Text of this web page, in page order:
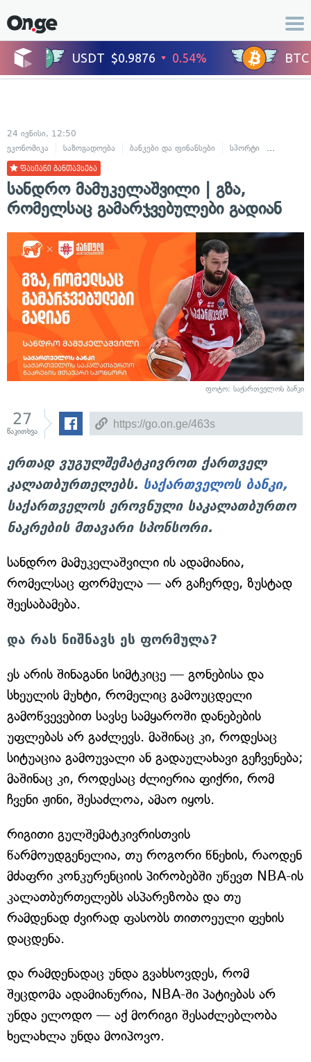
24 ივნისი, 12:50
ეკონომიკა
საზოგადოება ბანკები და ფინანსები სპორტი
ფასიანი განთავსება
სანდრო მამუკელაშვილი | გზა,
რომელსაც გამარჯვებულები გადიან
ფოტო: საქართველოს ბანკი
27
წაკითხვა
ერთად ვუგულშემატკივროთ ქართველ
კალათბურთელებს. საქართველოს ბანკი,
საქართველოს ეროვნული საკალათბურთო
ნაკრების მთავარი სპონსორი.
სანდრო მამუკელაშვილი ის ადამიანია,
რომელსაც ფორმულა — არ გაჩერდე, ზუსტად
შეესაბამება.
და რას ნიშნავს ეს ფორმულა?
ეს არის შინაგანი სიმტკიცე — გონებისა და
სხეულის მუხტი, რომელიც გამოუცდელი
გამოწვევებით სავსე სამყაროში დანებების
უფლებას არ გაძლევს. მაშინაც კი, როდესაც
სიტუაცია გამოუვალი ან გადაულახავი გეჩვენება;
მაშინაც კი, როდესაც ძლიერია ფიქრი, რომ
ჩვენი ჟინი, შესაძლოა, ამაო იყოს.
რიგითი გულშემატკივრისთვის
წარმოუდგენელია, თუ როგორი წნეხის, რაოდენ
მძაფრი კონკურენციის პირობებში უწევთ NBA-ის
კალათბურთელებს ასპარეზობა და თუ
რამდენად ძვირად ფასობს თითოეული ფეხის
დაცდენა.
და რამდენადაც უნდა გვახსოვდეს, რომ
შეცდომა ადამიანურია, NBA-ში პატიებას არ
უნდა ელოდო — აქ მორიგი შესაძლებლობა
ხელახლა უნდა მოიპოვო.